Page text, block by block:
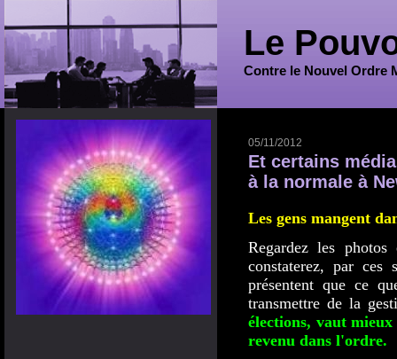
Le
Contre le Nouvel Ordre
05/11/2012
Et certains
à la normale à
Les gens mangent
Regardez les
constaterez, par ces
présentent que ce
transmettre de la
élections, vaut
revenu dans l'ordre.